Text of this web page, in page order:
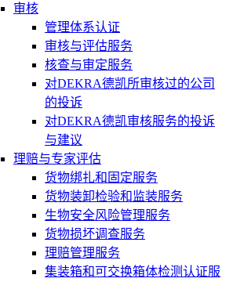
审核
管理体系认证
审核与评估服务
核查与审定服务
对DEKRA德凯所审核过的公司
的投诉
对DEKRA德凯审核服务的投诉
与建议
理赔与专家评估
货物绑扎和固定服务
货物装卸检验和监装服务
生物安全风险管理服务
货物损坏调查服务
理赔管理服务
集装箱和可交换箱体检测认证服